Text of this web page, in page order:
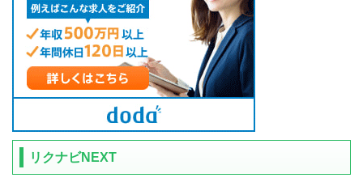
リクナビNEXT